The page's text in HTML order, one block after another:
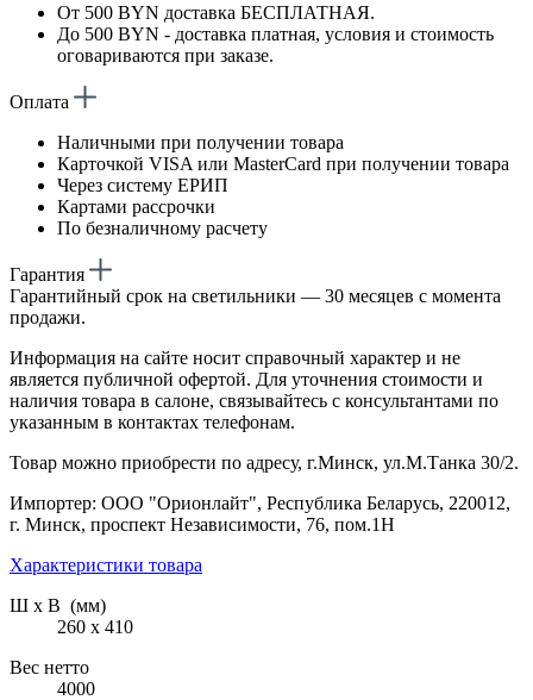
От 500 BYN доставка БЕСПЛАТНАЯ.
До 500 BYN - доставка платная, условия и стоимость
оговариваются при заказе.
Оплата
Наличными при получении товара
Карточкой VISA или MasterCard при получении товара
Через систему ЕРИП
Картами рассрочки
По безналичному расчету
Гарантия
Гарантийный срок на светильники — 30 месяцев с момента
продажи.
Информация на сайте носит справочный характер и не
является публичной офертой. Для уточнения стоимости и
наличия товара в салоне, связывайтесь с консультантами по
указанным в контактах телефонам.
Товар можно приобрести по адресу, г.Минск, ул.М.Танка 30/2.
Импортер: ООО "Орионлайт", Республика Беларусь, 220012,
г. Минск, проспект Независимости, 76, пом.1Н
Характеристики товара
Ш х В (мм)
260 х 410
Вес нетто
4000